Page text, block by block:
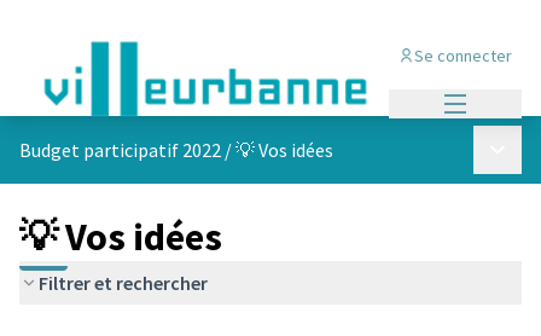
Se connecter
Budget participatif 2022 /💡 Vos idées
💡 Vos idées
Filtrer et rechercher